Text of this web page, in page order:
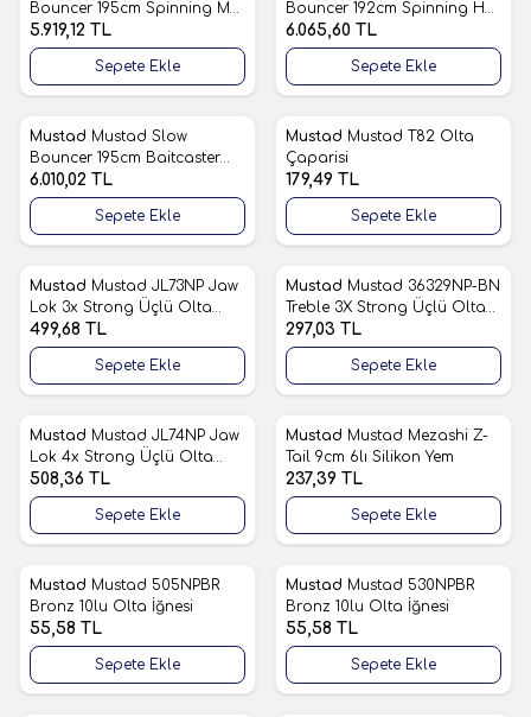
Favorilere Ekle
Bouncer 195cm Spinning ML
Slow Jig Olta Kamışı
5.919,12 TL
Sepete Ekle
Favorilere Ekle
Bouncer 192cm Spinning H
Slow Jig Olta Kamışı
6.065,60 TL
Sepete Ekle
Favorilere Ekle
Mustad Mustad Slow
Bouncer 195cm Baitcaster
ML Slow Jig Kamışı
6.010,02 TL
Sepete Ekle
Favorilere Ekle
Mustad Mustad T82 Olta
Çaparisi
179,49 TL
Sepete Ekle
Favorilere Ekle
Mustad Mustad JL73NP Jaw
Lok 3x Strong Üçlü Olta
İğnesi
499,68 TL
Sepete Ekle
Favorilere Ekle
Mustad Mustad 36329NP-BN
Treble 3X Strong Üçlü Olta
İğnesi
297,03 TL
Sepete Ekle
Favorilere Ekle
Mustad Mustad JL74NP Jaw
Lok 4x Strong Üçlü Olta
İğnesi
508,36 TL
Sepete Ekle
Favorilere Ekle
Mustad Mustad Mezashi Z-
Tail 9cm 6lı Silikon Yem
237,39 TL
Sepete Ekle
Favorilere Ekle
Mustad Mustad 505NPBR
Bronz 10lu Olta İğnesi
55,58 TL
Sepete Ekle
Favorilere Ekle
Mustad Mustad 530NPBR
Bronz 10lu Olta İğnesi
55,58 TL
Sepete Ekle